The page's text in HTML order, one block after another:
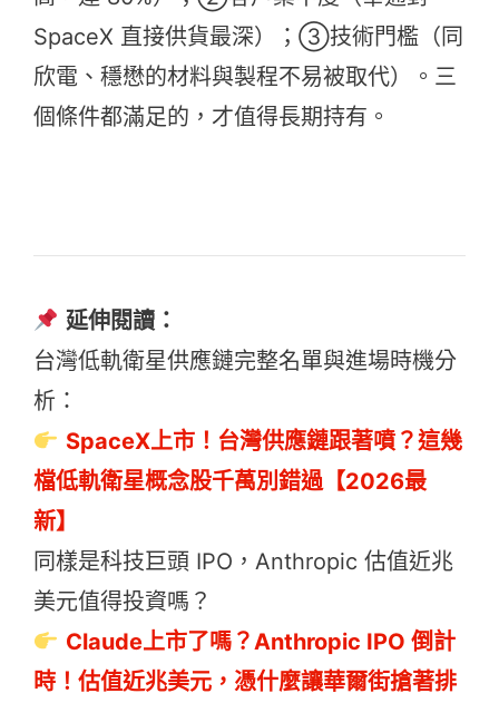
SpaceX 直接供貨最深）；③技術門檻（同
欣電、穩懋的材料與製程不易被取代）。三
個條件都滿足的，才值得長期持有。
延伸閱讀：
台灣低軌衛星供應鏈完整名單與進場時機分
析：
SpaceX上市！台灣供應鏈跟著噴？這幾
檔低軌衛星概念股千萬別錯過【2026最
新】
同樣是科技巨頭 IPO，Anthropic 估值近兆
美元值得投資嗎？
Claude上市了嗎？Anthropic IPO 倒計
時！估值近兆美元，憑什麼讓華爾街搶著排